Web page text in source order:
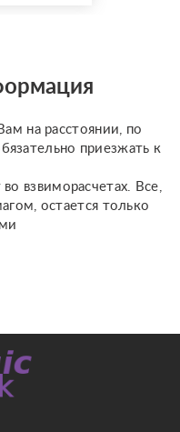
на расстоянии, по
приезжать к
взвиморасчетах. Все,
остается только